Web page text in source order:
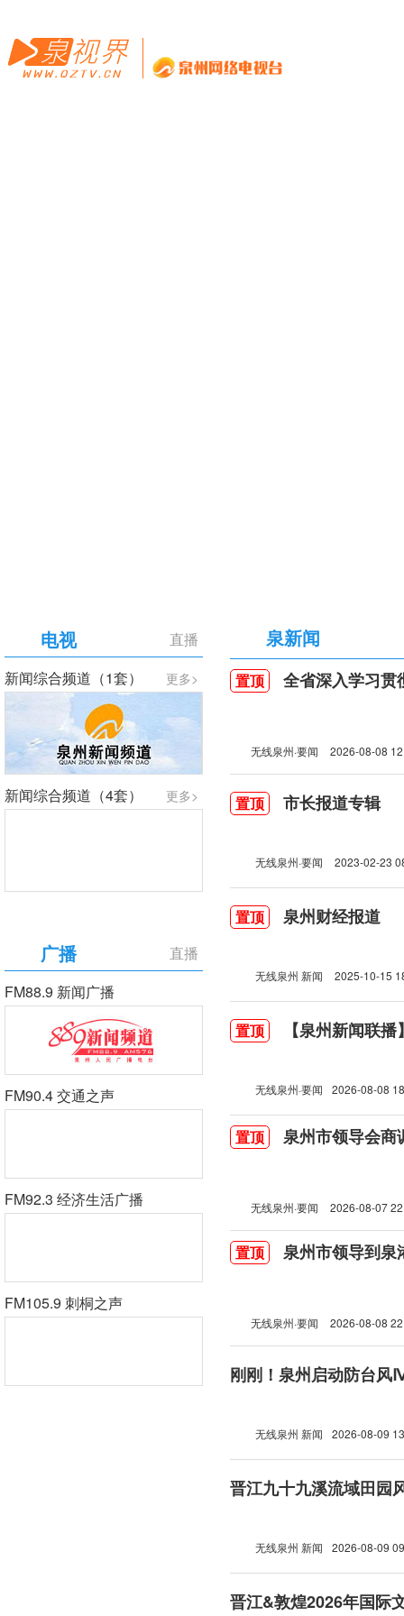
直播
电视
更多>
新闻综合频道（1套）
更多>
新闻综合频道（4套）
直播
广播
FM88.9 新闻广播
FM90.4 交通之声
FM92.3 经济生活广播
FM105.9 刺桐之声
泉新闻
置顶 全省深入学习贯彻习
无线泉州·要闻 2026-08-08
置顶 市长报道专辑
无线泉州·要闻 2023-02-23
置顶 泉州财经报道
无线泉州 新闻 2025-10-15
置顶 【泉州新闻联
无线泉州·要闻 2026-08-08
置顶 泉州市领导会商
无线泉州·要闻 2026-08-07
置顶 泉州市领导到泉
无线泉州·要闻 2026-08-08
刚刚！泉州启动防台风
无线泉州 新闻 2026-08-09
晋江九十九溪流域田园
无线泉州 新闻 2026-08-09
晋江&敦煌2026年国际